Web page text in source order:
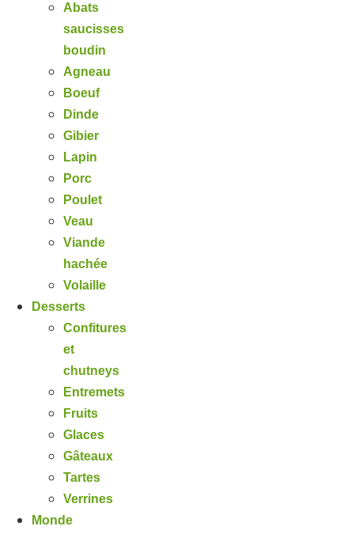
Abats
saucisses
boudin
Agneau
Boeuf
Dinde
Gibier
Lapin
Porc
Poulet
Veau
Viande
hachée
Volaille
Desserts
Confitures
et
chutneys
Entremets
Fruits
Glaces
Gâteaux
Tartes
Verrines
Monde